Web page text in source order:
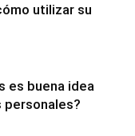
utilizar su
es buena idea